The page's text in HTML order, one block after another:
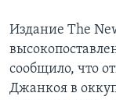
Издание The
сообщило, что
Джанкоя в